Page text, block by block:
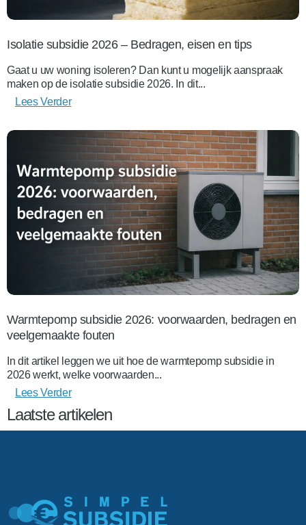
Laatste artikelen
Isolatie subsidie 2026 – Bedragen, eisen en tips
Gaat u uw woning isoleren? Dan kunt u mogelijk aanspraak
maken op de isolatie subsidie 2026. In dit...
Lees Verder
Warmtepomp subsidie 2026: voorwaarden, bedragen en
veelgemaakte fouten
In dit artikel leggen we uit hoe de warmtepomp subsidie in
2026 werkt, welke voorwaarden...
Lees Verder